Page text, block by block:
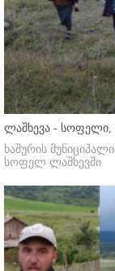
ლაშხევა - სოფელი,
ხაშურის
სოფელ ლაშხევში